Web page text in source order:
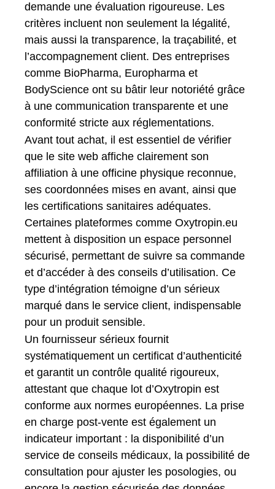
demande une évaluation rigoureuse. Les
critères incluent non seulement la légalité,
mais aussi la transparence, la traçabilité, et
l’accompagnement client. Des entreprises
comme BioPharma, Europharma et
BodyScience ont su bâtir leur notoriété grâce
à une communication transparente et une
conformité stricte aux réglementations.
Avant tout achat, il est essentiel de vérifier
que le site web affiche clairement son
affiliation à une officine physique reconnue,
ses coordonnées mises en avant, ainsi que
les certifications sanitaires adéquates.
Certaines plateformes comme Oxytropin.eu
mettent à disposition un espace personnel
sécurisé, permettant de suivre sa commande
et d’accéder à des conseils d’utilisation. Ce
type d’intégration témoigne d’un sérieux
marqué dans le service client, indispensable
pour un produit sensible.
Un fournisseur sérieux fournit
systématiquement un certificat d’authenticité
et garantit un contrôle qualité rigoureux,
attestant que chaque lot d’Oxytropin est
conforme aux normes européennes. La prise
en charge post-vente est également un
indicateur important : la disponibilité d’un
service de conseils médicaux, la possibilité de
consultation pour ajuster les posologies, ou